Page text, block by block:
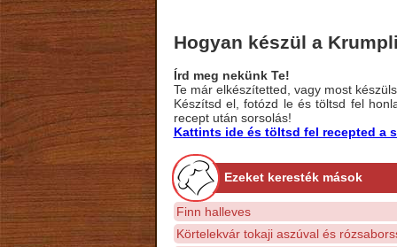
Hogyan készül a
Írd meg nekünk Te!
Te már elkészítetted, vagy most
Készítsd el, fotózd le és töltsd fel
recept után sorsolás!
Kattints ide és töltsd fel recepted a
Ezeket keresték mások
Finn halleves
Körtelekvár tokaji aszúval és